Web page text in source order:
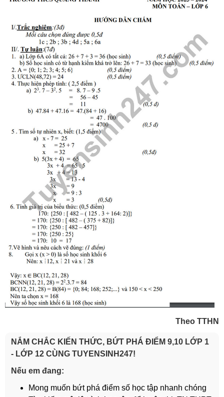
Theo TTHN
NẮM CHẮC KIẾN THỨC, BỨT PHÁ ĐIỂM 9,10 LỚP 1
- LỚP 12 CÙNG TUYENSINH247!
Nếu em đang:
Mong muốn bứt phá điểm số học tập nhanh chóng